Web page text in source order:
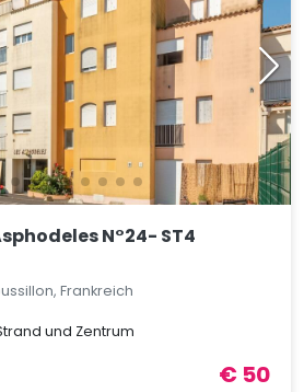
N°24- ST4
Frankreich
und Zentrum
€ 50